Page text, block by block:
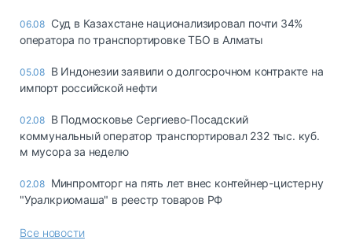
06.08 Суд в Казахстане национализировал почти 34%
оператора по транспортировке ТБО в Алматы
05.08 В Индонезии заявили о долгосрочном контракте на
импорт российской нефти
02.08 В Подмосковье Сергиево-Посадский
коммунальный оператор транспортировал 232 тыс. куб.
м мусора за неделю
02.08 Минпромторг на пять лет внес контейнер-цистерну
"Уралкриомаша" в реестр товаров РФ
Все новости